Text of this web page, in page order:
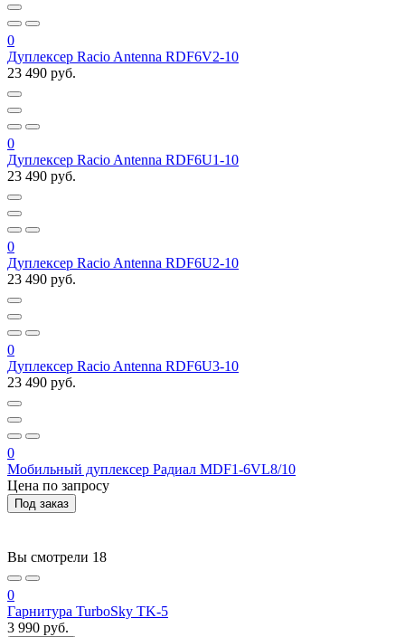
0
Дуплексер Racio Antenna RDF6V2-10
23 490 руб.
0
Дуплексер Racio Antenna RDF6U1-10
23 490 руб.
0
Дуплексер Racio Antenna RDF6U2-10
23 490 руб.
0
Дуплексер Racio Antenna RDF6U3-10
23 490 руб.
0
Мобильный дуплексер Радиал MDF1-6VL8/10
Цена по запросу
Под заказ
Вы смотрели 18
0
Гарнитура TurboSky TK-5
3 990 руб.